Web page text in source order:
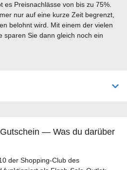
— Was du darüber
der Shopping-Club des
es Preisnachlässe von bis zu 75%.
nur auf eine kurze Zeit begrenzt,
belohnt wird. Mit einem der vielen
sparen Sie dann gleich noch ein